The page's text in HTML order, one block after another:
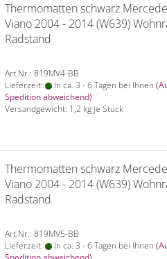
Thermomatten schwarz
Viano 2004 - 2014 (W639)
Radstand
Art.Nr.: 819MV4-BB
Lieferzeit:
In ca. 3 - 6 Tagen bei Ihnen
Spedition abweichend)
Versandgewicht: 1,2 kg je Stück
Thermomatten schwarz
Viano 2004 - 2014 (W639)
Radstand
Art.Nr.: 819MV5-BB
Lieferzeit:
In ca. 3 - 6 Tagen bei Ihnen